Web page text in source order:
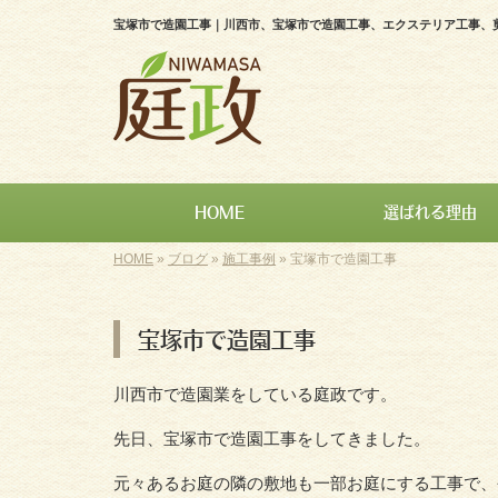
宝塚市で造園工事｜川西市、宝塚市で造園工事、エクステリア工事、
HOME 選ばれる理由
HOME » ブログ » 施工事例 » 宝塚市で造園工事
宝塚市で造園工事
川西市で造園業をしている庭政です。
先日、宝塚市で造園工事をしてきました。
元々あるお庭の隣の敷地も一部お庭にする工事で